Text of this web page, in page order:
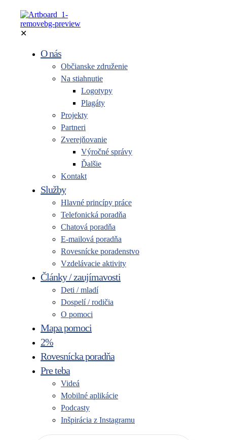
✕
O nás
Občianske združenie
Na stiahnutie
Logotypy
Plagáty
Projekty
Partneri
Zverejňovanie
Výročné správy
Ďalšie
Kontakt
Služby
Hlavné princípy práce
Telefonická poradňa
Chatová poradňa
E-mailová poradňa
Rovesnícke poradenstvo
Vzdelávacie aktivity
Články / zaujímavosti
Deti / mladí
Dospelí / rodičia
O pomoci
Mapa pomoci
2%
Rovesnícka poradňa
Pre teba
Videá
Mobilné aplikácie
Podcasty
Inšpirácia z Instagramu